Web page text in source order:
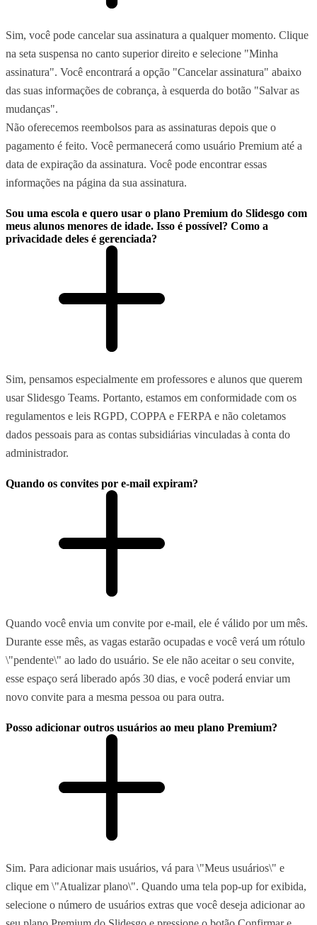
Sim, você pode cancelar sua assinatura a qualquer momento. Clique
na seta suspensa no canto superior direito e selecione "Minha
assinatura". Você encontrará a opção "Cancelar assinatura" abaixo
das suas informações de cobrança, à esquerda do botão "Salvar as
mudanças".
Não oferecemos reembolsos para as assinaturas depois que o
pagamento é feito. Você permanecerá como usuário Premium até a
data de expiração da assinatura. Você pode encontrar essas
informações na página da sua assinatura.
Sou uma escola e quero usar o plano Premium do Slidesgo com
meus alunos menores de idade. Isso é possível? Como a
privacidade deles é gerenciada?
Sim, pensamos especialmente em professores e alunos que querem
usar Slidesgo Teams. Portanto, estamos em conformidade com os
regulamentos e leis RGPD, COPPA e FERPA e não coletamos
dados pessoais para as contas subsidiárias vinculadas à conta do
administrador.
Quando os convites por e-mail expiram?
Quando você envia um convite por e-mail, ele é válido por um mês.
Durante esse mês, as vagas estarão ocupadas e você verá um rótulo
\"pendente\" ao lado do usuário. Se ele não aceitar o seu convite,
esse espaço será liberado após 30 dias, e você poderá enviar um
novo convite para a mesma pessoa ou para outra.
Posso adicionar outros usuários ao meu plano Premium?
Sim. Para adicionar mais usuários, vá para \"Meus usuários\" e
clique em \"Atualizar plano\". Quando uma tela pop-up for exibida,
selecione o número de usuários extras que você deseja adicionar ao